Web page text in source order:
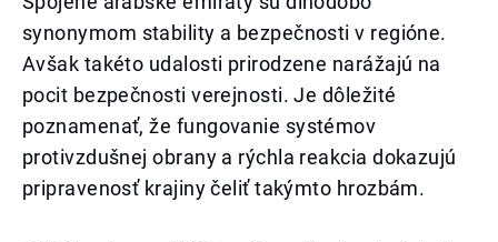
synonymom stability a bezpečnosti v regióne.
Avšak takéto udalosti prirodzene narážajú na
pocit bezpečnosti verejnosti. Je dôležité
poznamenať, že fungovanie systémov
protivzdušnej obrany a rýchla reakcia dokazujú
pripravenosť krajiny čeliť takýmto hrozbám.